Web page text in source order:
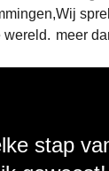
wereld.
Wij
meer
stap